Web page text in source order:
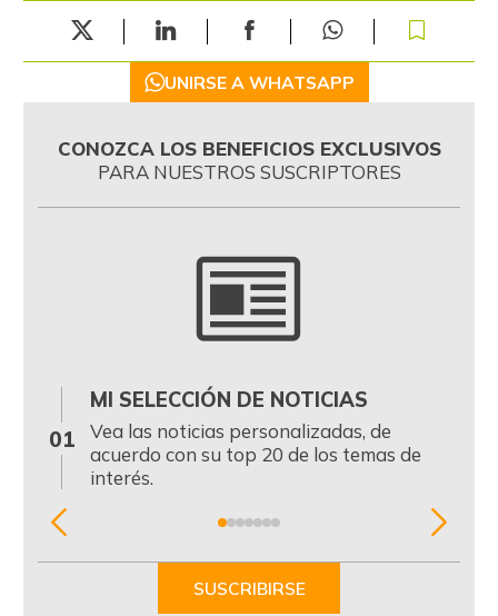
UNIRSE A WHATSAPP
CONOZCA LOS BENEFICIOS EXCLUSIVOS
PARA NUESTROS SUSCRIPTORES
01
MI SELECCIÓN DE NOTICIAS
Vea las noticias personalizadas, de
acuerdo con su top 20 de los temas de
interés.
Item
SUSCRIBIRSE